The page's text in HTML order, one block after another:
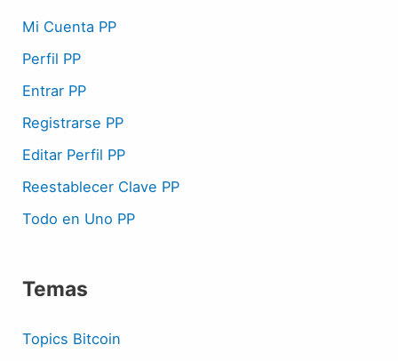
Mi Cuenta PP
Perfil PP
Entrar PP
Registrarse PP
Editar Perfil PP
Reestablecer Clave PP
Todo en Uno PP
Temas
Topics Bitcoin